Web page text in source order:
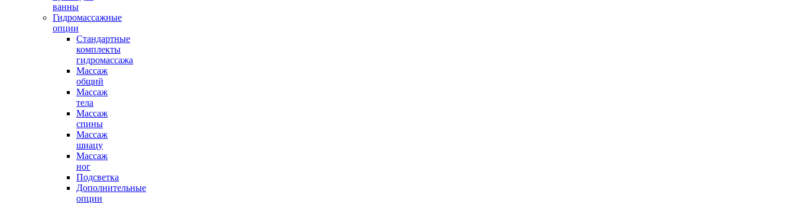
ванны
Гидромассажные
опции
Стандартные
комплекты
гидромассажа
Массаж
общий
Массаж
тела
Массаж
спины
Массаж
шиацу
Массаж
ног
Подсветка
Дополнительные
опции